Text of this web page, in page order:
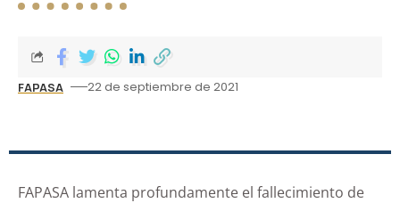
FAPASA 22 de septiembre de 2021
FAPASA lamenta profundamente el fallecimiento de